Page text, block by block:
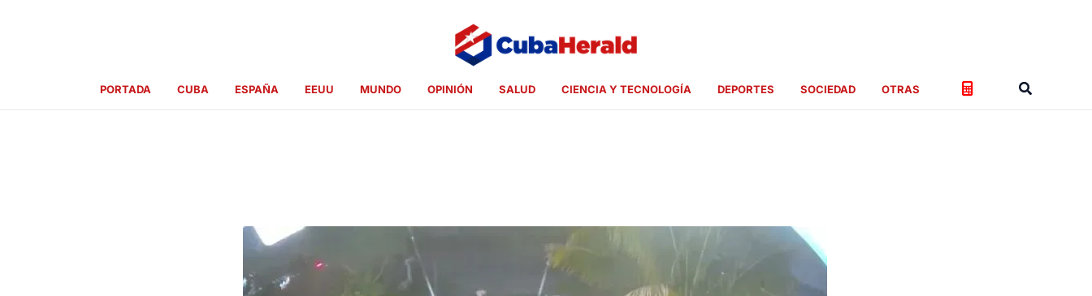
PORTADA CUBA ESPAÑA EEUU MUNDO OPINIÓN SALUD CIENCIA Y TECNOLOGÍA DEPORTES SOCIEDAD OTRAS Buscar